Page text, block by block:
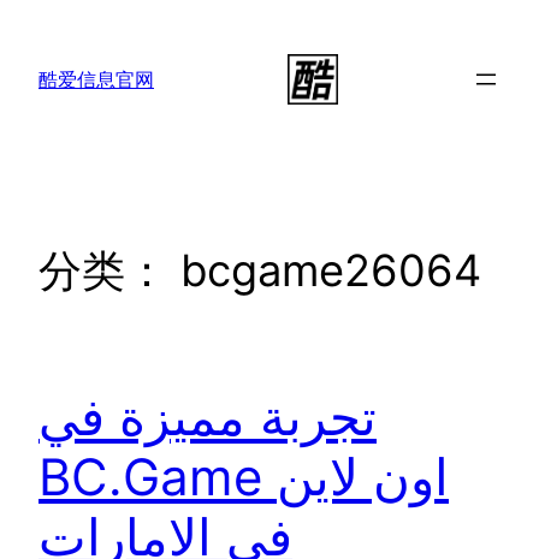
酷爱信息官网
分类： bcgame26064
تجربة مميزة في
BC.Game اون لاين
في الامارات